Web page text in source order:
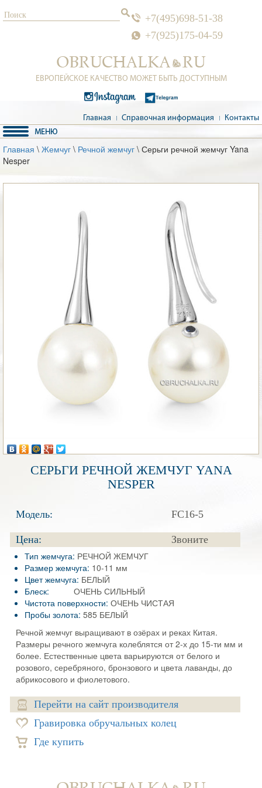
+7(495)698-51-38
+7(925)175-04-59
ЕВРОПЕЙСКОЕ КАЧЕСТВО МОЖЕТ БЫТЬ ДОСТУПНЫМ
Главная Справочная информация Контакты
Главная \ Жемчуг \ Речной жемчуг \ Серьги речной жемчуг Yana
Nesper
СЕРЬГИ РЕЧНОЙ ЖЕМЧУГ YANA
NESPER
Модель: FC16-5
Цена:
Звоните
Тип жемчуга: РЕЧНОЙ ЖЕМЧУГ
Размер жемчуга: 10-11 мм
Цвет жемчуга: БЕЛЫЙ
Блеск:
ОЧЕНЬ СИЛЬНЫЙ
Чистота поверхности: ОЧЕНЬ ЧИСТАЯ
Пробы золота: 585 БЕЛЫЙ
Речной жемчуг выращивают в озёрах и реках Китая.
Размеры речного жемчуга колеблятся от 2-х до 15-ти мм и
более. Естественные цвета варьируются от белого и
розового, серебряного, бронзового и цвета лаванды, до
абрикосового и фиолетового.
Перейти на сайт производителя
Гравировка обручальных колец
Где купить